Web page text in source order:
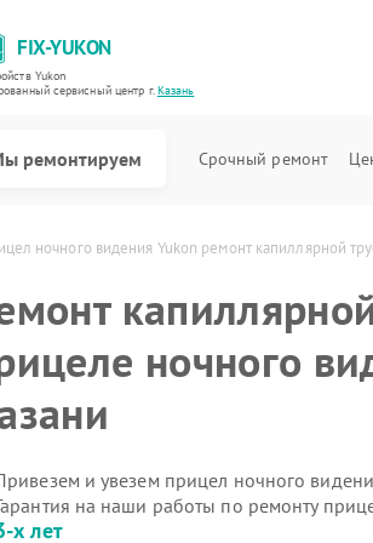
FIX-YUKON
Yukon
cервисный центр г.Казань
ремонтируем Срочный ремонт
ночного видения Yukon ремонт капиллярной
ночного
и увезем прицел ночного
на наши работы по ремонту
х лет